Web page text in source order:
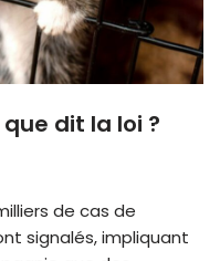
dit la loi ?
de cas de
signalés, impliquant